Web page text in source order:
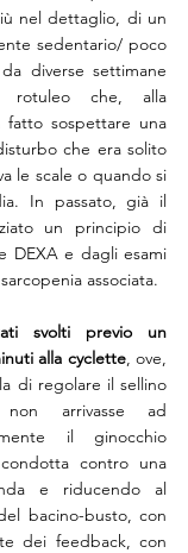
nel dettaglio, di un
sedentario/ poco
diverse settimane
rotuleo che, alla
fatto sospettare una
che era solito
le scale o quando si
In passato, già il
un principio di
DEXA e dagli esami
associata.
svolti previo un
alla cyclette, ove,
di regolare il sellino
non arrivasse ad
il ginocchio
contro una
e riducendo al
bacino-busto, con
dei feedback, con